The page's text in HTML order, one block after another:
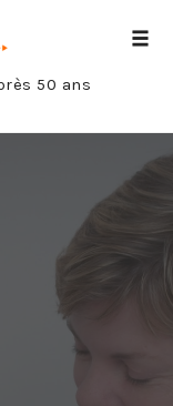
50 ans